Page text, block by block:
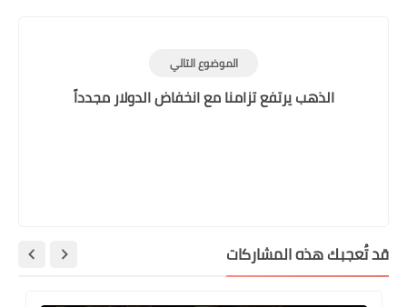
الموضوع التالي
الذهب يرتفع تزامنا مع انخفاض الدولار مجدداً
قد تُعجبك هذه المشاركات